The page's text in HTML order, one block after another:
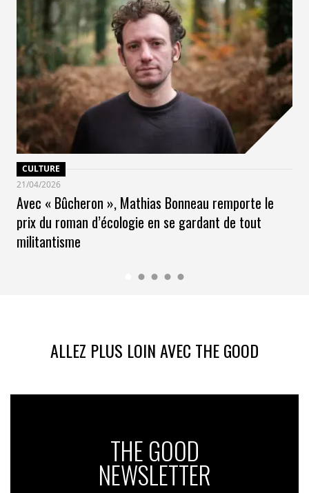
CULTURE
21/04/2026
Avec « Bûcheron », Mathias Bonneau remporte le
prix du roman d’écologie en se gardant de tout
militantisme
ALLEZ PLUS LOIN AVEC THE GOOD
THE GOOD
NEWSLETTER